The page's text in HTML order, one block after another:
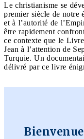
Le christianisme se
premier siècle de notre
et à l’autorité de
être rapidement
ce contexte que le
Jean à l’attention de
Turquie. Un
délivré par ce livre